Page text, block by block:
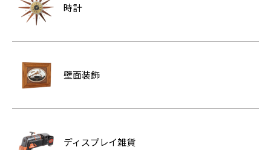
時計
壁面装飾
ディスプレイ雑貨